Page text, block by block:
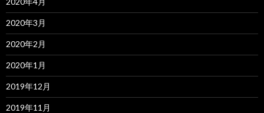
2020年3月
2020年2月
2020年1月
2019年12月
2019年11月